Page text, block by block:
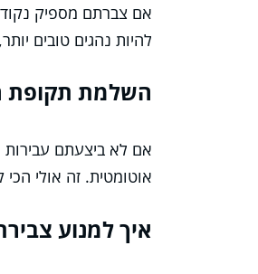
אם צברתם מספיק
להיות נהגים טובים
השלמת תקופת
אם לא ביצעתם עבירות
אוטומטית. זה אולי
איך למנוע